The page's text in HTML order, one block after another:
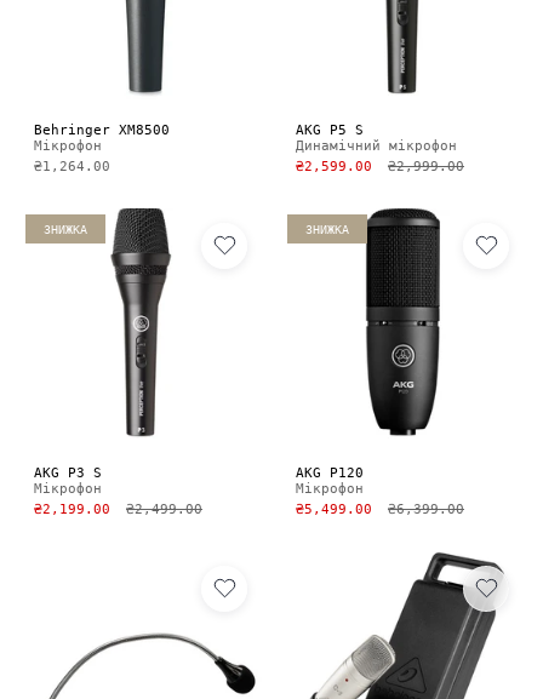
Behringer XM8500
Мікрофон
₴1,264.00
AKG P5 S
Динамічний мікрофон
₴2,599.00
₴2,999.00
ЗНИЖКА
AKG P3 S
Мікрофон
₴2,199.00
₴2,499.00
ЗНИЖКА
AKG P120
Мікрофон
₴5,499.00
₴6,399.00